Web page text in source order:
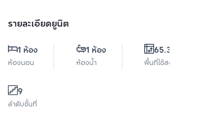
รายละเอียดยูนิต
1 ห้อง
ห้องนอน
1 ห้อง
ห้องน้ำ
65.35 ตร.ม.
พื้นที่ใช้สอย
9
ลำดับชั้นที่